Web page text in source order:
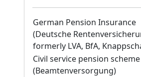
German Pension Insurance
(Deutsche
formerly LVA, BfA,
Civil service pension scheme
(Beamtenversorgung)